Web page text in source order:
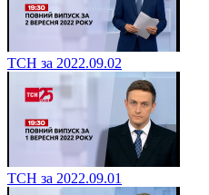
ТСН за 2022.09.02
ТСН за 2022.09.01